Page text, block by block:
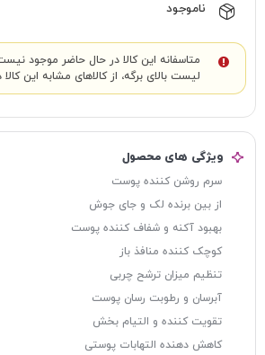
ناموجود
متاسفانه این کالا در حال حاضر موجود
لیست بالای برگه، از کالاهای مشابه این
ویژگی های محصول
سرم روشن کننده پوست
از بین برنده لک و جای جوش
بهبود آکنه و شفاف کننده پوست
کوچک کننده منافذ باز
تنظیم میزان ترشح چربی
آبرسان و رطوبت رسان پوست
تقویت کننده و التیام بخش
کاهش دهنده التهابات پوستی